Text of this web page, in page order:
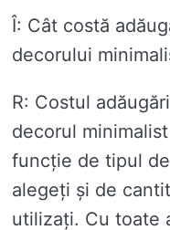
Î: Cât costă
decorului
R: Costul
decorul
funcție de tipul
alegeți și de
utilizați. Cu toate